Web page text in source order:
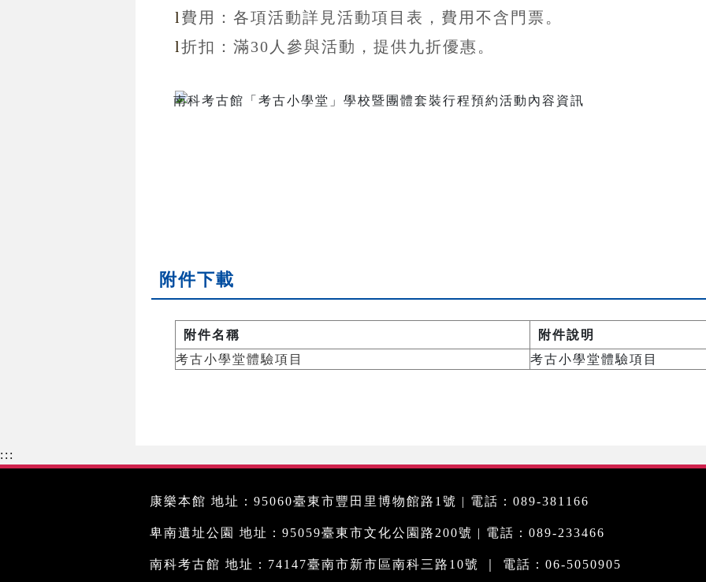
l 費用：各項活動詳見活動項目表，費用不含 門票。
l折扣 ：滿30 人參與活動，提供九折優惠 。
附件下載
附件名稱
附件說明
考古小學堂體驗項目
考古小學堂體驗項目
:::
康樂本館 地址：95060臺東市豐田里博物館路1號 | 電話：089-381166
卑南遺址公園 地址：95059臺東市文化公園路200號 | 電話：089-233466
南科考古館 地址：74147臺南市新市區南科三路10號 ｜ 電話：06-5050905